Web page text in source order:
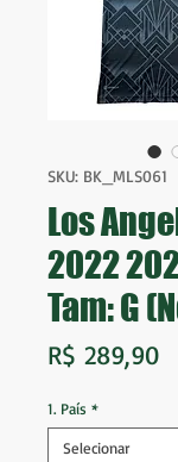
SKU: BK_MLS061
Los
2022
Tam: G
R$ 289,90
1. País *